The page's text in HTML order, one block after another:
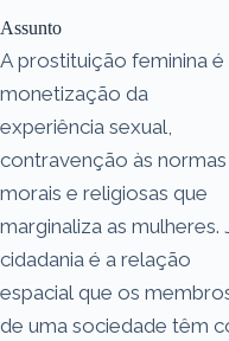
Assunto
A prostituição feminina é
monetização da
experiência sexual,
contravenção às normas
morais e religiosas que
marginaliza as mulheres.
cidadania é a relação
espacial que os
de uma sociedade têm